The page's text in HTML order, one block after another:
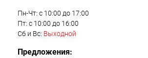
Пн-Чт: с 10:00 до 17:00
Пт: с 10:00 до 16:00
Сб и Вс: Выходной
Предложения: